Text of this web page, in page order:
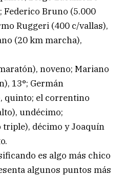
Federico Bruno (5.000
Ruggeri (400 c/vallas),
(20 km marcha),
noveno; Mariano
13°; Germán
quinto; el correntino
undécimo;
décimo y Joaquín
es algo más chico
algunos puntos más